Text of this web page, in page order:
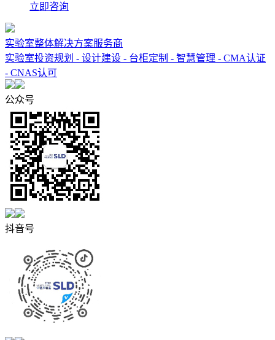
立即咨询
实验室整体解决方案服务商
实验室投资规划 - 设计建设 - 台柜定制 - 智慧管理 - CMA认证
- CNAS认可
公众号
抖音号